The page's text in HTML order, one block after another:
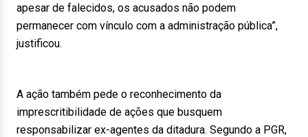
apesar de falecidos, os acusados não podem
permanecer com vínculo com a administração pública”,
justificou.
A ação também pede o reconhecimento da
imprescritibilidade de ações que busquem
responsabilizar ex-agentes da ditadura. Segundo a PGR,